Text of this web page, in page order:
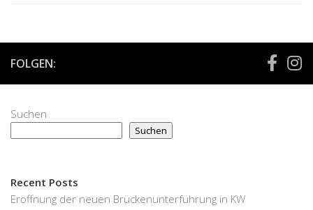
FOLGEN:
Suchen
Suchen
Recent Posts
Eröffnung der neuen Brückenunterführung in KW